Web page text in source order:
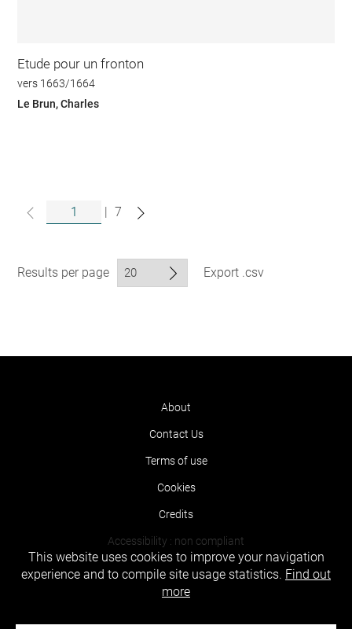
Etude pour un fronton
vers 1663/1664
Le Brun, Charles
| 7
Results per page Export .csv
About
Contact Us
Terms of use
Cookies
Credits
Accessibility : non compliant
This website uses cookies to improve your navigation
experience and to compile site usage statistics. Find out
more